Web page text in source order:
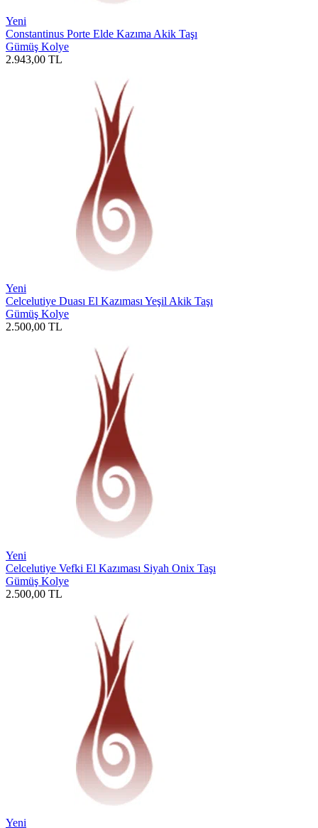
Yeni
Constantinus Porte Elde Kazıma Akik Taşı
Gümüş Kolye
2.943,00 TL
Yeni
Celcelutiye Duası El Kazıması Yeşil Akik Taşı
Gümüş Kolye
2.500,00 TL
Yeni
Celcelutiye Vefki El Kazıması Siyah Onix Taşı
Gümüş Kolye
2.500,00 TL
Yeni